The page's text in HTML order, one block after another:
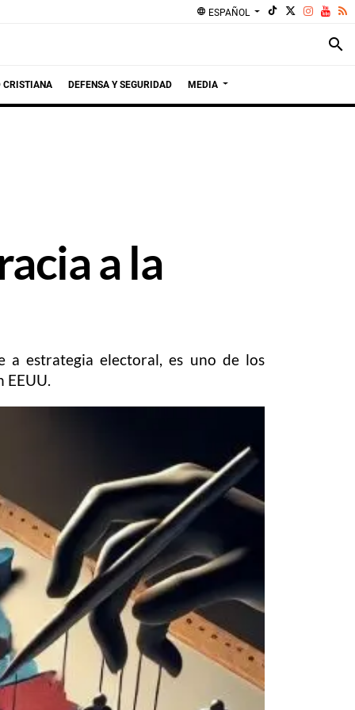
language ESPAÑOL
search
CRISTIANA DEFENSA Y SEGURIDAD MEDIA
a la
a estrategia electoral, es uno de los
EEUU.